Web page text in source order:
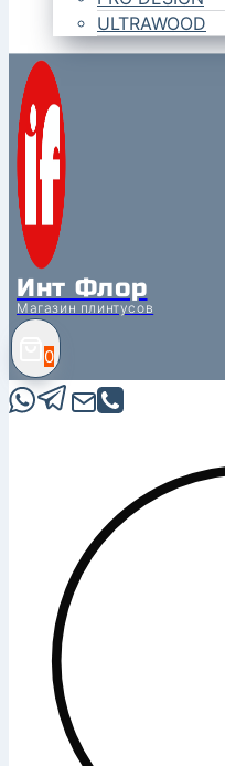
ULTRAWOOD
Инт Флор
Магазин плинтусов
0